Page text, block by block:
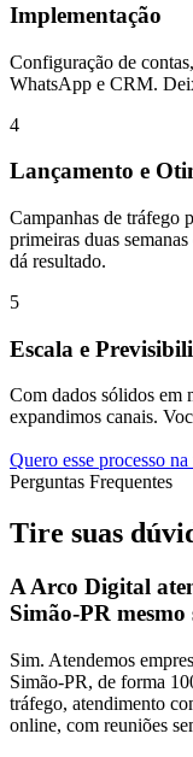
Implementação
Configuração de
WhatsApp e CRM.
4
Lançamento e
Campanhas de tráfego
primeiras duas
dá resultado.
5
Escala e
Com dados sólidos em
expandimos canais.
Quero esse processo
Perguntas Frequentes
Tire suas
A Arco Digital
Simão-PR
Sim. Atendemos
Simão-PR, de forma
tráfego, atendimento
online, com reuniões